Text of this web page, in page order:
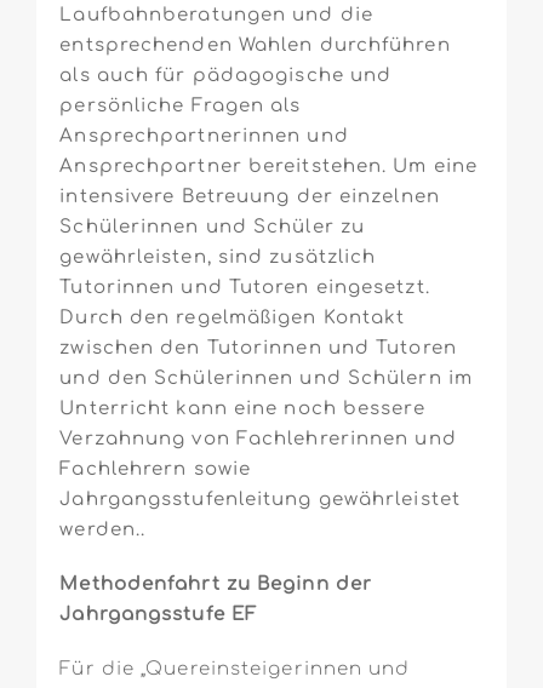
Laufbahnberatungen und die
entsprechenden Wahlen durchführen
als auch für pädagogische und
persönliche Fragen als
Ansprechpartnerinnen und
Ansprechpartner bereitstehen. Um eine
intensivere Betreuung der einzelnen
Schülerinnen und Schüler zu
gewährleisten, sind zusätzlich
Tutorinnen und Tutoren eingesetzt.
Durch den regelmäßigen Kontakt
zwischen den Tutorinnen und Tutoren
und den Schülerinnen und Schülern im
Unterricht kann eine noch bessere
Verzahnung von Fachlehrerinnen und
Fachlehrern sowie
Jahrgangsstufenleitung gewährleistet
werden..
Methodenfahrt zu Beginn der
Jahrgangsstufe EF
Für die „Quereinsteigerinnen und